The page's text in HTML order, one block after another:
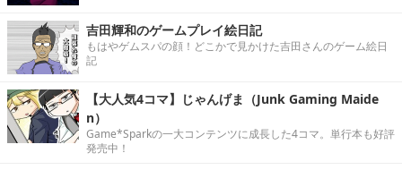
吉田輝和のゲームプレイ絵日記
もはやゲムスパの顔！どこかで見かけた吉田さんのゲーム絵日
記
【大人気4コマ】じゃんげま（Junk Gaming Maide
n）
Game*Sparkの一大コンテンツに成長した4コマ。単行本も好評
発売中！